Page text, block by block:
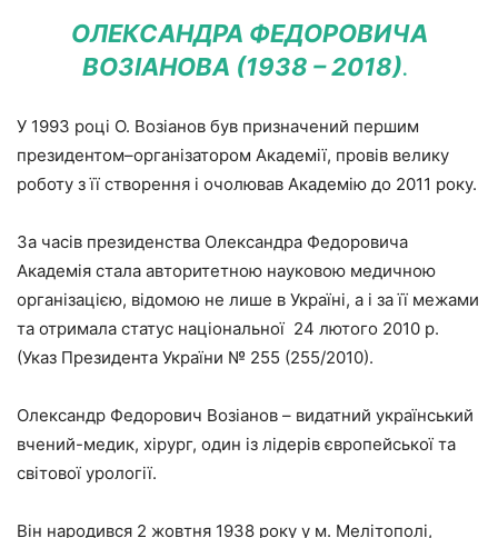
ОЛЕКСАНДРА ФЕДОРОВИЧА
ВОЗІАНОВА (1938 – 2018).
У 1993 році О. Возіанов був призначений першим
президентом–організатором Академії, провів велику
роботу з її створення і очолював Академію до 2011 року.
За часів президенства Олександра Федоровича
Академія стала авторитетною науковою медичною
організацією, відомою не лише в Україні, а і за її межами
та отримала статус національної 24 лютого 2010 р.
(Указ Президента України № 255 (255/2010).
Олександр Федорович Возіанов – видатний український
вчений-медик, хірург, один із лідерів європейської та
світової урології.
Він народився 2 жовтня 1938 року у м. Мелітополі,